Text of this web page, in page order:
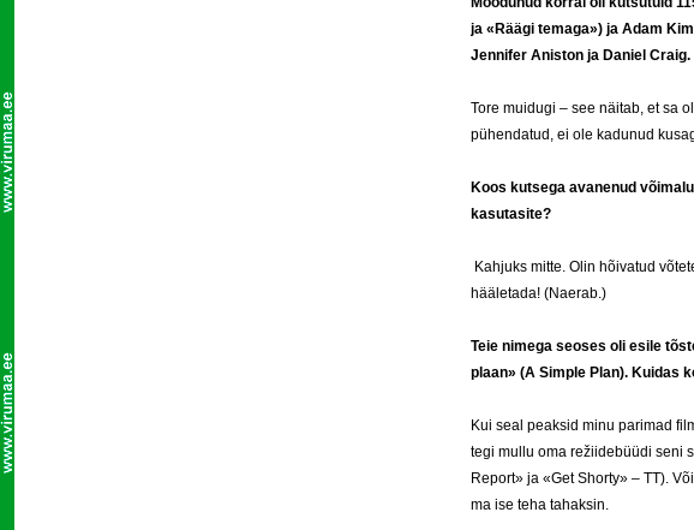
ja «Räägi temaga») ja Adam
Jennifer Aniston ja Daniel
Tore muidugi – see näitab, et sa
pühendatud, ei ole kadunud
Koos kutsega avanenud
kasutasite?
Kahjuks mitte. Olin hõivatud
hääletada! (Naerab.)
Teie nimega seoses oli esile
plaan» (A Simple Plan). Kuidas
Kui seal peaksid minu parimad
tegi mullu oma režiidebüüdi seni
Report» ja «Get Shorty» – TT).
ma ise teha tahaksin.